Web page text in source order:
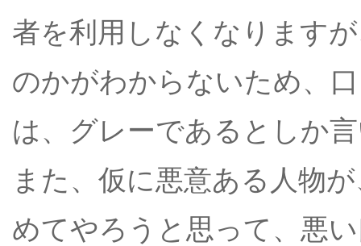
者を利用しなくなります
のかがわからないため、
は、グレーであるとしか
また、仮に悪意ある人物
めてやろうと思って、悪